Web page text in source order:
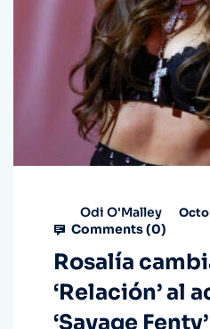
Odi O'Malley
Comments (0)
Rosalía
‘Relación’ al
‘Savage Fenty’